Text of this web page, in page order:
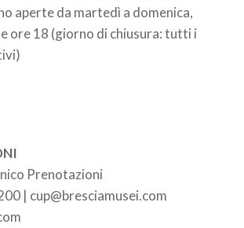
monumentale di San
Giulia, insieme alParco
Brescia romana
visita anche il
Museie lascheda del Monastero di
Giulia su Google Arts & Culture
aperte da martedì a domenica,
ore 18 (giorno di chiusura: tutti i
Prenotazioni
| cup@bresciamusei.com